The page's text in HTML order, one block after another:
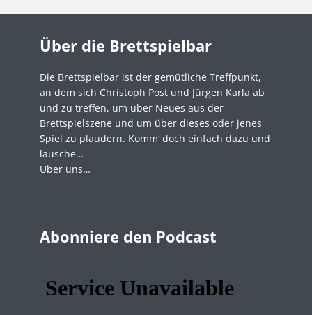
Über die Brettspielbar
Die Brettspielbar ist der gemütliche Treffpunkt,
an dem sich Christoph Post und Jürgen Karla ab
und zu treffen, um über Neues aus der
Brettspielszene und um über dieses oder jenes
Spiel zu plaudern. Komm‘ doch einfach dazu und
lausche…
Über uns…
Abonniere den Podcast